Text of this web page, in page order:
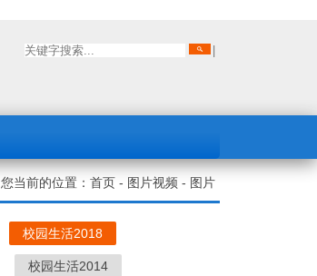
您当前的位置： 首页 - 图片视频 - 图片
校园生活2018
校园生活2014